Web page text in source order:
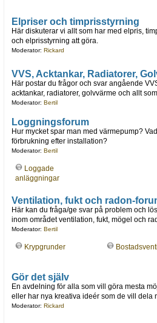
Elpriser och timprisstyrning
Här diskuterar vi allt som har med elpris,
och elprisstyrning att göra.
Moderator: Rickard
VVS, Acktankar, Radiatorer,
Här postar du frågor och svar angående
acktankar, radiatorer, golvvärme och allt
Moderator: Bertil
Loggningsforum
Hur mycket spar man med värmepump?
förbrukning efter installation?
Moderator: Bertil
Loggade
anläggningar
Ventilation, fukt och radon-
Här kan du fråga/ge svar på problem och
inom området ventilation, fukt, mögel och
Moderator: Bertil
Krypgrunder
Gör det själv
En avdelning för alla som vill göra mesta
eller har nya kreativa ideér som de vill dela
Moderator: Rickard